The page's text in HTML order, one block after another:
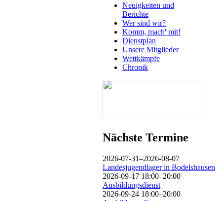
Neuigkeiten und
Berichte
Wer sind wir?
Komm, mach' mit!
Dienstplan
Unsere Mitglieder
Wettkämpfe
Chronik
Nächste Termine
2026-07-31–2026-08-07
Landesjugendlager in Bodelshausen
2026-09-17 18:00–20:00
Ausbildungsdienst
2026-09-24 18:00–20:00